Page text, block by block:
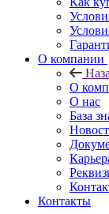
О компании
О
О нас
База
Контакты